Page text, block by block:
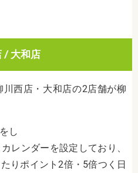
/ 大和店
川西店・大和店の2店舗が柳
し
レンダーを設定しており、
りポイント2倍・5倍つく日